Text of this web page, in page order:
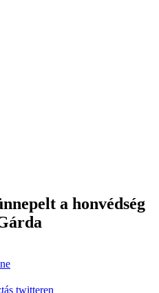
a honvédség
twitteren